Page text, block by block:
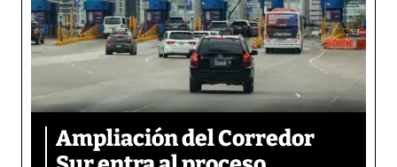
Ampliación del Corredor